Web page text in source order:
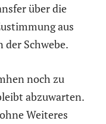
über die
aus
Schwebe.
noch zu
abzuwarten.
Weiteres